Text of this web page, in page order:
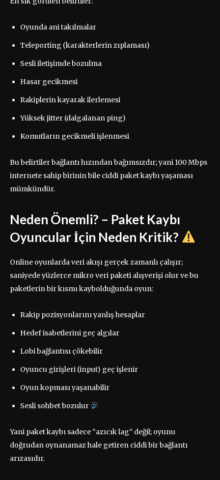
Oyunda ani takılmalar
Teleporting (karakterlerin zıplaması)
Sesli iletişimde bozulma
Hasar gecikmesi
Rakiplerin kayarak ilerlemesi
Yüksek jitter (dalgalanan ping)
Komutların gecikmeli işlenmesi
Bu belirtiler bağlantı hızından bağımsızdır; yani 100 Mbps
internete sahip birinin bile ciddi paket kaybı yaşaması
mümkündür.
Neden Önemli? – Paket Kaybı
Oyuncular İçin Neden Kritik?
Online oyunlarda veri akışı gerçek zamanlı çalışır;
saniyede yüzlerce mikro veri paketi alışverişi olur ve bu
paketlerin bir kısmı kaybolduğunda oyun:
Rakip pozisyonlarını yanlış hesaplar
Hedef isabetlerini geç algılar
Lobi bağlantısı çökebilir
Oyuncu girişleri (input) geç işlenir
Oyun kopması yaşanabilir
Sesli sohbet bozulur
Yani paket kaybı sadece “azıcık lag” değil; oyunu
doğrudan oynanamaz hale getiren ciddi bir bağlantı
arızasıdır.